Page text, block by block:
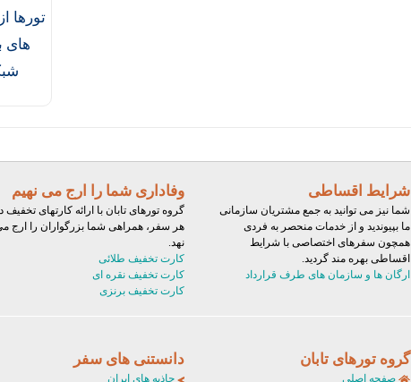
تورها
های
شرایط اقساطی
شما نیز می توانید به جمع مشتریان سازمانی
ما بپیوندید و از خدمات منحصر به فردی
همچون سفرهای اختصاصی با شرایط
اقساطی بهره مند گردید.
ارگان ها و سازمان های طرف قرارداد
وفاداری شما را ارج می نهیم
گروه تورهای تابان با ارائه کارتهای تخفیف
هر سفر، همراهی شما بزرگواران را ارج
نهد.
کارت تخفیف طلائی
کارت تخفیف نقره ای
کارت تخفیف برنزی
گروه تورهای تابان
صفحه اصلی
دانستنی های سفر
جاذبه های ایران